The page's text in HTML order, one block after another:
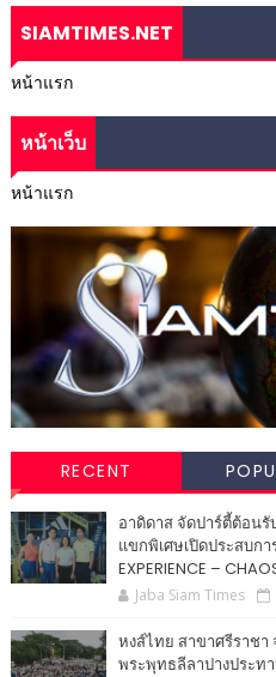
SIAMTIMES.NET
หน้าแรก
หน้าเว็บ
หน้าแรก
RECENT
อาดิดาส จัดปาร์ตี้ต้อนรั
แขกพิเศษเปิดประสบก
EXPERIENCE –
Jaba Siam Times
หงส์ไทย สาขาศรีราช
พระพุทธลีลาปางประท